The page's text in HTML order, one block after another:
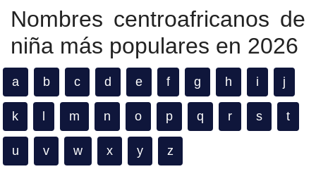
Nombres centroafricanos de
niña más populares en 2026
a b c d e f g h i j
k m n o p q r s t
u v w x y z